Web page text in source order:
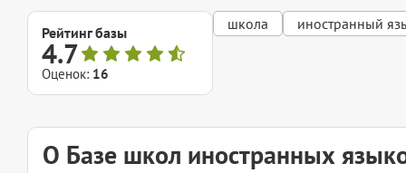
Рейтинг базы
4.7
Оценок: 16
школа иностранный
О Базе школ иностранных